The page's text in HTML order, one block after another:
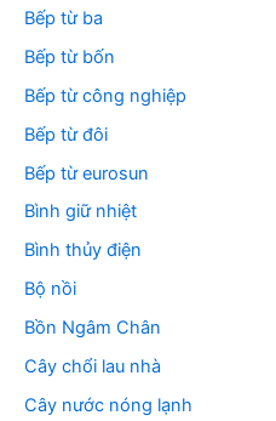
Bếp từ ba
Bếp từ bốn
Bếp từ công nghiệp
Bếp từ đôi
Bếp từ eurosun
Bình giữ nhiệt
Bình thủy điện
Bộ nồi
Bồn Ngâm Chân
Cây chổi lau nhà
Cây nước nóng lạnh